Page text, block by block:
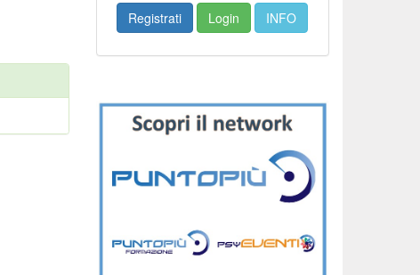
279
Registrati Login INFO